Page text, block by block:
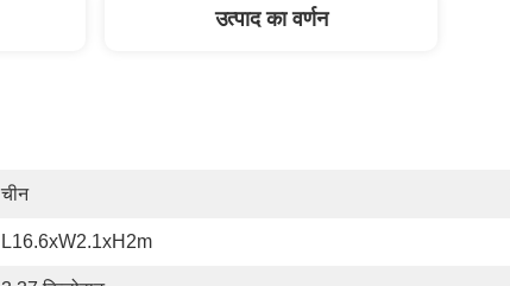
उत्पाद का वर्णन
चीन
L16.6xW2.1xH2m